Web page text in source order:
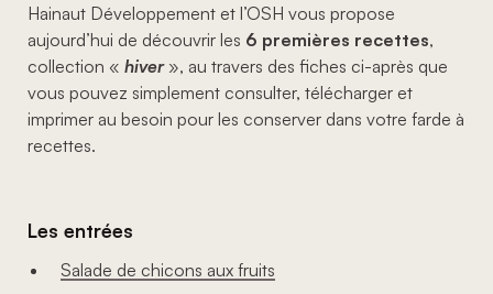
Hainaut Développement et l’OSH vous propose
aujourd’hui de découvrir les 6 premières recettes,
collection « hiver», au travers des fiches ci-après que
vous pouvez simplement consulter, télécharger et
imprimer au besoin pour les conserver dans votre farde à
recettes.
Les entrées
Salade de chicons aux fruits